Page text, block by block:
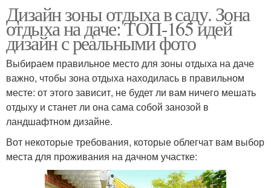
Дизайн зоны отдыха в саду. Зона
отдыха на даче: ТОП-165 идей
дизайн с реальными фото
Выбираем правильное место для зоны отдыха на даче
важно, чтобы зона отдыха находилась в правильном
месте: от этого зависит, не будет ли вам ничего мешать
отдыху и станет ли она сама собой занозой в
ландшафтном дизайне.
Вот некоторые требования, которые облегчат вам выбор
места для проживания на дачном участке: